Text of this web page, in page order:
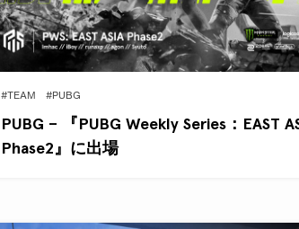
#TEAM #PUBG
PUBG – 『PUBG Weekly Series：EAST
Phase2』に出場